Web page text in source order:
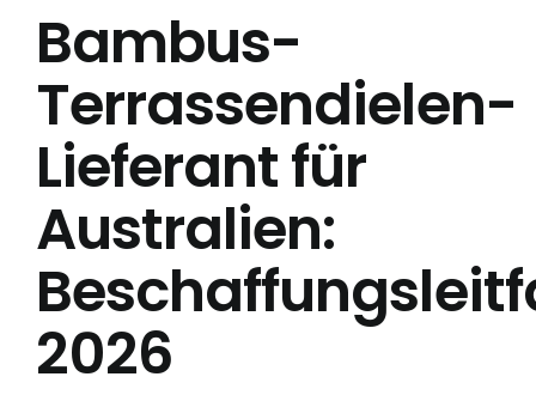
Produkte
Zertifizierungen
Versand
Blog
Bambus-
Terrassendielen-
Lieferant für
Australien:
2026